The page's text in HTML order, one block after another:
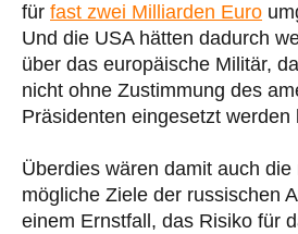
für fast zwei Milliarden Euro
Und die USA hätten dadurch
über das europäische Militär,
nicht ohne Zustimmung des
Präsidenten eingesetzt werden
Überdies wären damit auch
mögliche Ziele der russischen
einem Ernstfall, das Risiko für